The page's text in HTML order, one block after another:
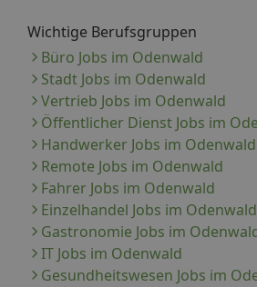
Wichtige Berufsgruppen
Büro Jobs im Odenwald
Stadt Jobs im Odenwald
Vertrieb Jobs im Odenwald
Öffentlicher Dienst Jobs im
Handwerker Jobs im Odenwald
Remote Jobs im Odenwald
Fahrer Jobs im Odenwald
Einzelhandel Jobs im Odenwald
Gastronomie Jobs im
IT Jobs im Odenwald
Gesundheitswesen Jobs im